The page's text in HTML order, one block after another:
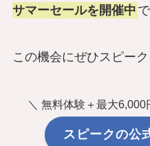
サマーセールを開催中
この機会にぜひスピー
＼ 無料体験＋最大
スピークの公